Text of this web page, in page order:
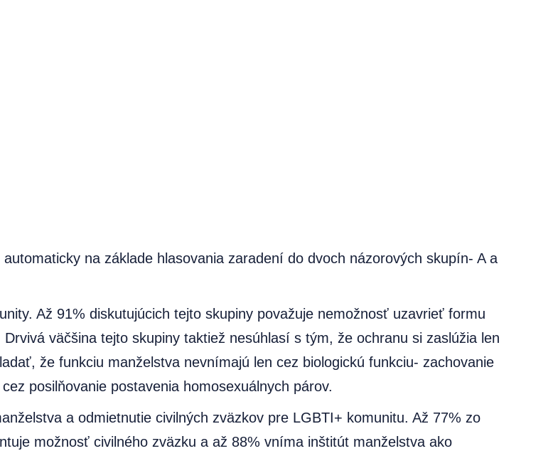
na základe hlasovania zaradení do dvoch názorových skupín- A a
Až 91% diskutujúcich tejto skupiny považuje nemožnosť uzavrieť formu
väčšina tejto skupiny taktiež nesúhlasí s tým, že ochranu si zaslúžia len
že funkciu manželstva nevnímajú len cez biologickú funkciu- zachovanie
posilňovanie postavenia homosexuálnych párov.
a odmietnutie civilných zväzkov pre LGBTI+ komunitu. Až 77% zo
možnosť civilného zväzku a až 88% vníma inštitút manželstva ako